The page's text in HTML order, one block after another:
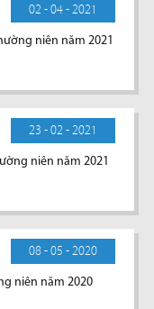
02 - 04 - 2021
niên năm 2021
23 - 02 - 2021
niên năm 2021
08 - 05 - 2020
niên năm 2020